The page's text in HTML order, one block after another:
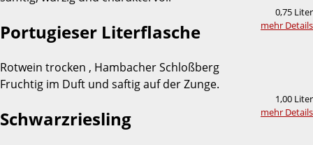
0,75 Liter
mehr Details
Portugieser Literflasche
Rotwein trocken , Hambacher Schloßberg
Fruchtig im Duft und saftig auf der Zunge.
1,00 Liter
mehr Details
Schwarzriesling